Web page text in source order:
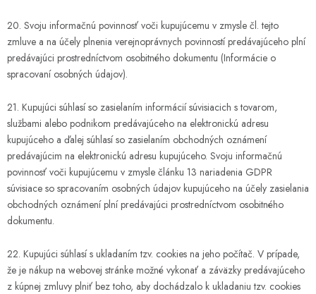
20. Svoju informačnú povinnosť voči kupujúcemu v zmysle čl. tejto
zmluve a na účely plnenia verejnoprávnych povinností predávajúceho plní
predávajúci prostredníctvom osobitného dokumentu (Informácie o
spracovaní osobných údajov).
21. Kupujúci súhlasí so zasielaním informácií súvisiacich s tovarom,
službami alebo podnikom predávajúceho na elektronickú adresu
kupujúceho a ďalej súhlasí so zasielaním obchodných oznámení
predávajúcim na elektronickú adresu kupujúceho. Svoju informačnú
povinnosť voči kupujúcemu v zmysle článku 13 nariadenia GDPR
súvisiace so spracovaním osobných údajov kupujúceho na účely zasielania
obchodných oznámení plní predávajúci prostredníctvom osobitného
dokumentu.
22. Kupujúci súhlasí s ukladaním tzv. cookies na jeho počítač. V prípade,
že je nákup na webovej stránke možné vykonať a záväzky predávajúceho
z kúpnej zmluvy plniť bez toho, aby dochádzalo k ukladaniu tzv. cookies